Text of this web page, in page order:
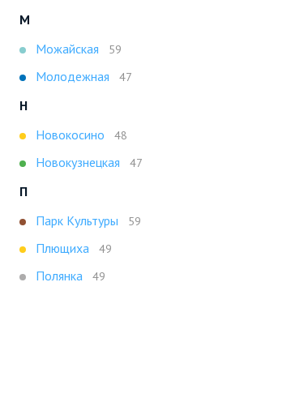
М
Можайская
59
Молодежная 47
Н
Новокосино
48
Новокузнецкая 47
П
Парк Культуры
59
Плющиха 49
Полянка 49